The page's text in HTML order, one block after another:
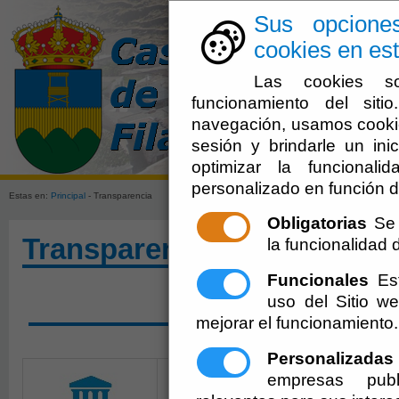
Sus
cookies en
Las cookies
funcionamiento del
navegación, usamos
sesión y brindarle un
optimizar la
personalizado en función
Obligatorias
la funcionalidad
Funcionales
uso del Sitio
mejorar el funcionamiento.
Personalizadas
empresas
Estas en: Principal - Transparencia
Transparencia
SOLICITAR ACCESO A